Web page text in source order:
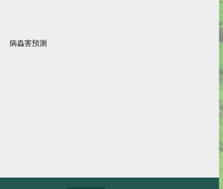
病蟲害預測